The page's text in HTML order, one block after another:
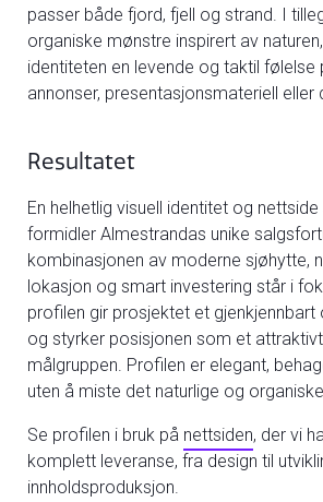
passer både fjord, fjell og strand. I
organiske mønstre inspirert av
identiteten en levende og taktil følelse
annonser, presentasjonsmateriell eller
Resultatet
En helhetlig visuell identitet og
formidler Almestrandas unike
kombinasjonen av moderne sjøhytte,
lokasjon og smart investering står i
profilen gir prosjektet et gjenkjennbart
og styrker posisjonen som et
målgruppen. Profilen er elegant,
uten å miste det naturlige og
Se profilen i bruk på nettsiden, der vi
komplett leveranse, fra design til
innholdsproduksjon.